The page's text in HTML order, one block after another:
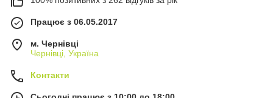
Працює з 06.05.2017
м. Чернівці
Чернівці, Україна
Контакти